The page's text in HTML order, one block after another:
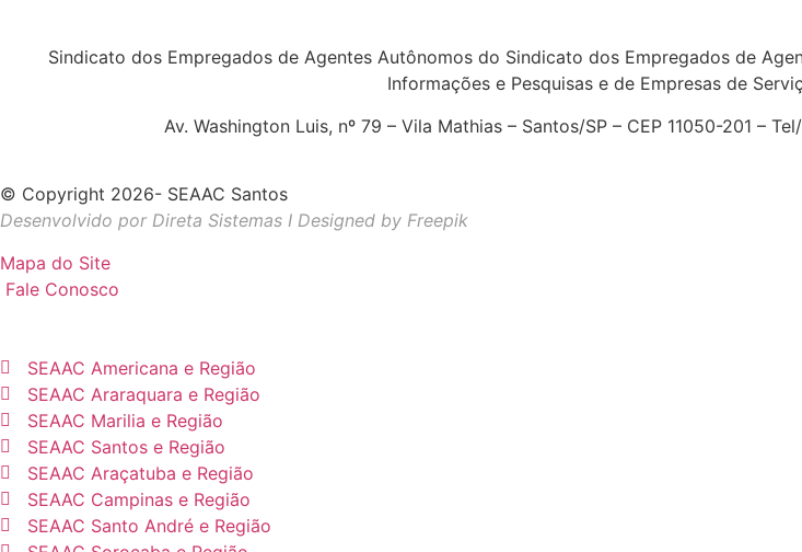
Sindicato dos Empregados de Agentes Autônomos do Sindicato dos Empregados de
Informações e Pesquisas e de Empresas de
Av. Washington Luis, nº 79 – Vila Mathias – Santos/SP – CEP 11050-201 –
© Copyright 2026- SEAAC Santos
Desenvolvido por Direta Sistemas I Designed by Freepik
Mapa do Site
Fale Conosco
SEAAC Americana e Região
SEAAC Araraquara e Região
SEAAC Marilia e Região
SEAAC Santos e Região
SEAAC Araçatuba e Região
SEAAC Campinas e Região
SEAAC Santo André e Região